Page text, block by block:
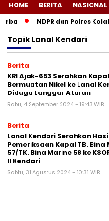
HOME BERITA NASIONAL
NDPR dan Polres
TopikLanal Kendari
Berita
KRI Ajak-653 Serahkan Kapal
Bermuatan Nikel ke Lanal
Diduga Langgar Aturan
Rabu, 4 September 2024 - 19:43 WIB
Berita
Lanal Kendari Serahkan
Pemeriksaan Kapal TB. Bina
57/TK. Bina Marine 58 ke
II Kendari
Sabtu, 31 Agustus 2024 - 10:31 WIB